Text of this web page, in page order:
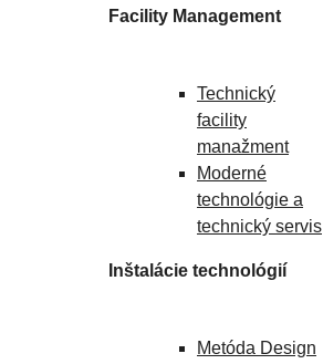
Facility Management
Technický
facility
manažment
Moderné
technológie a
technický servis
Inštalácie technológií
Metóda Design